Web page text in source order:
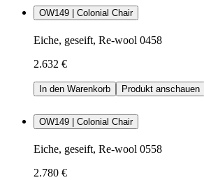
OW149 | Colonial Chair
Eiche, geseift, Re-wool 0458
2.632 €
In den Warenkorb Produkt anschauen
OW149 | Colonial Chair
Eiche, geseift, Re-wool 0558
2.780 €